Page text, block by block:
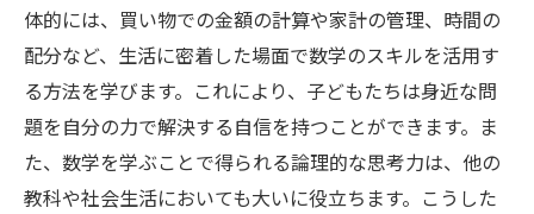
体的には、買い物での金額の計算や家計の管理、時間の
配分など、生活に密着した場面で数学のスキルを活用す
る方法を学びます。これにより、子どもたちは身近な問
題を自分の力で解決する自信を持つことができます。ま
た、数学を学ぶことで得られる論理的な思考力は、他の
教科や社会生活においても大いに役立ちます。こうした